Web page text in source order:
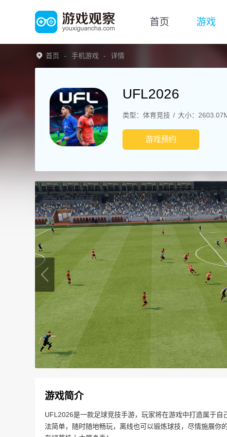
首页 游戏
首页 手机游戏 详情
UFL2026
类型：体育竞技 大小：
游戏预约
游戏简介
UFL2026是一款足球竞技手游，玩家将在游戏中打造属于
法简单，随时随地畅玩，离线也可以锻炼球技，尽情施展你